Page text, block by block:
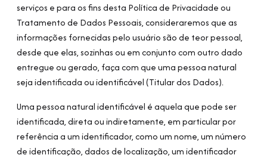
serviços e para os fins desta Política de Privacidade ou
Tratamento de Dados Pessoais, consideraremos que as
informações fornecidas pelo usuário são de teor pessoal,
desde que elas, sozinhas ou em conjunto com outro dado
entregue ou gerado, faça com que uma pessoa natural
seja identificada ou identificável (Titular dos Dados).
Uma pessoa natural identificável é aquela que pode ser
identificada, direta ou indiretamente, em particular por
referência a um identificador, como um nome, um número
de identificação, dados de localização, um identificador